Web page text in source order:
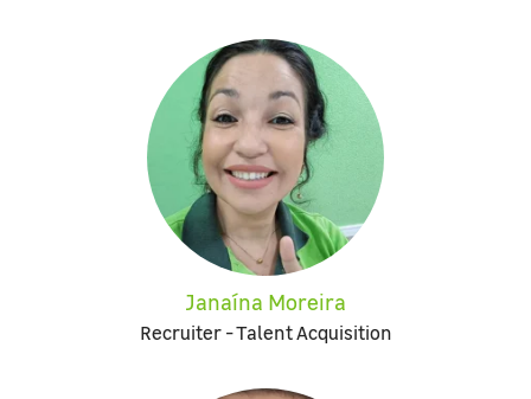
Janaína Moreira
Recruiter - Talent Acquisition